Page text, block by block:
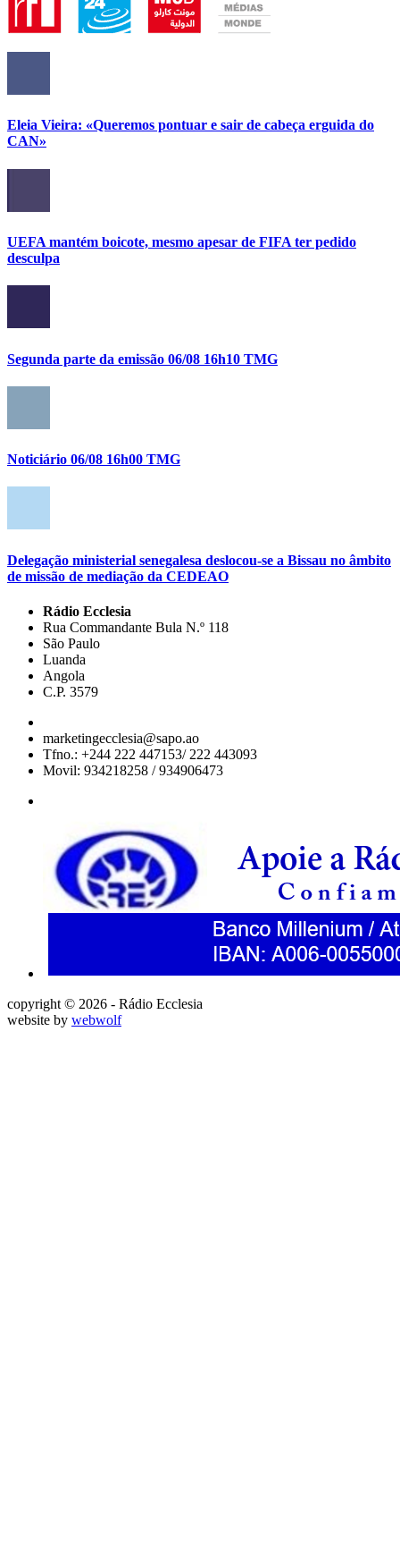
Eleia Vieira: «Queremos pontuar e sair de cabeça erguida do
CAN»
UEFA mantém boicote, mesmo apesar de FIFA ter pedido
desculpa
Segunda parte da emissão 06/08 16h10 TMG
Noticiário 06/08 16h00 TMG
Delegação ministerial senegalesa deslocou-se a Bissau no âmbito
de missão de mediação da CEDEAO
Rádio Ecclesia
Rua Commandante Bula N.º 118
São Paulo
Luanda
Angola
C.P. 3579
marketingecclesia@sapo.ao
Tfno.: +244 222 447153/ 222 443093
Movil: 934218258 / 934906473
copyright © 2026 - Rádio Ecclesia
website by webwolf